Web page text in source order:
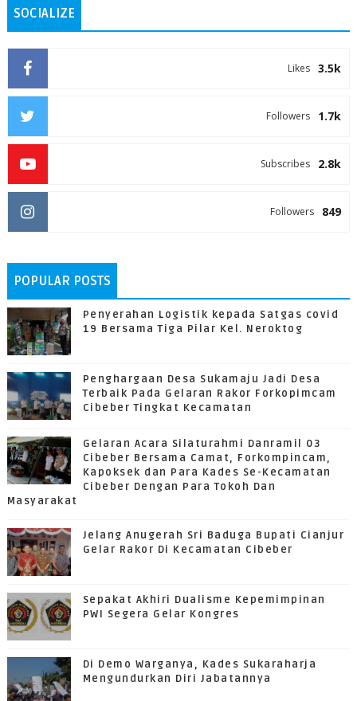
SOCIALIZE
3.5k
Likes
1.7k
Followers
2.8k
Subscribes
849
Followers
POPULAR POSTS
Penyerahan Logistik kepada Satgas covid
19 Bersama Tiga Pilar Kel. Neroktog
Penghargaan Desa Sukamaju Jadi Desa
Terbaik Pada Gelaran Rakor Forkopimcam
Cibeber Tingkat Kecamatan
Gelaran Acara Silaturahmi Danramil 03
Cibeber Bersama Camat, Forkompincam,
Kapoksek dan Para Kades Se-Kecamatan
Cibeber Dengan Para Tokoh Dan
Masyarakat
Jelang Anugerah Sri Baduga Bupati Cianjur
Gelar Rakor Di Kecamatan Cibeber
Sepakat Akhiri Dualisme Kepemimpinan
PWI Segera Gelar Kongres
Di Demo Warganya, Kades Sukaraharja
Mengundurkan Diri Jabatannya